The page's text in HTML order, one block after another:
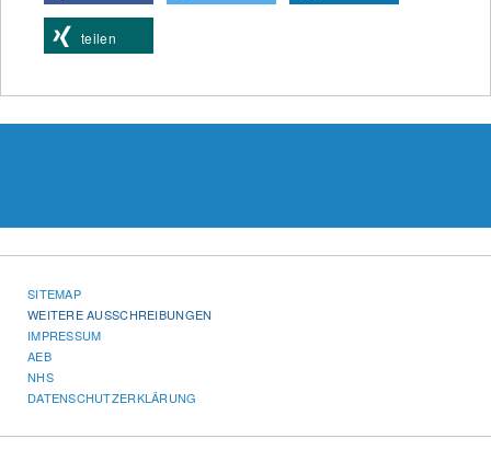
teilen
SITEMAP
WEITERE AUSSCHREIBUNGEN
IMPRESSUM
AEB
NHS
DATENSCHUTZERKLÄRUNG